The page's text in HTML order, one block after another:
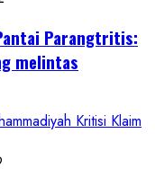
Parangtritis:
melintas
Kritisi Klaim